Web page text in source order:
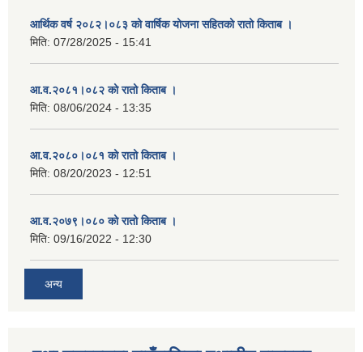
आर्थिक वर्ष २०८२।०८३ को वार्षिक योजना सहितको रातो किताब ।
मिति: 07/28/2025 - 15:41
आ.व.२०८१।०८२ को रातो किताब ।
मिति: 08/06/2024 - 13:35
आ.व.२०८०।०८१ को रातो किताब ।
मिति: 08/20/2023 - 12:51
आ.व.२०७९।०८० को रातो किताब ।
मिति: 09/16/2022 - 12:30
अन्य